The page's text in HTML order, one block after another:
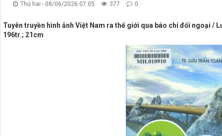
Thứ hai - 08/06/2026 07:05 377 0
Tuyên truyền hình ảnh Việt Nam ra thế giới qua báo chí đối ngoại /
196tr.; 21cm